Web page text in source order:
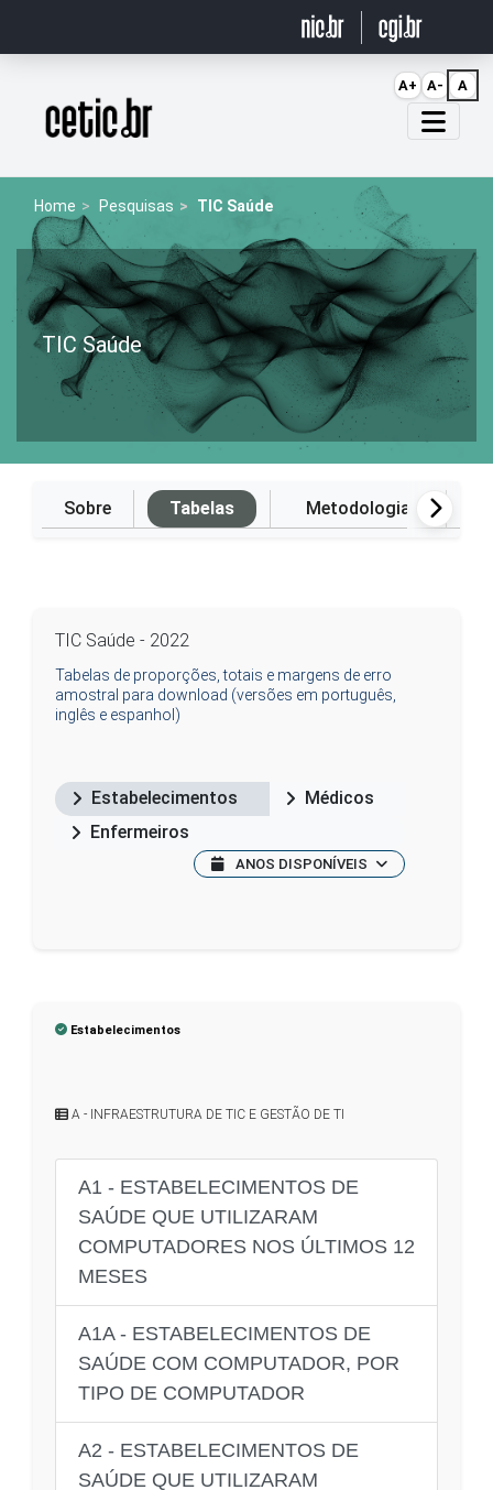
Página inicial
Home Pesquisas TIC Saúde
TIC Saúde
Sobre Tabelas Metodologia
TIC Saúde - 2022
Tabelas de proporções, totais e margens de erro
amostral para download (versões em português,
inglês e espanhol)
Estabelecimentos
Médicos
Enfermeiros
ANOS DISPONÍVEIS
Estabelecimentos
A - INFRAESTRUTURA DE TIC E GESTÃO DE TI
A1 - ESTABELECIMENTOS DE
SAÚDE QUE UTILIZARAM
COMPUTADORES NOS ÚLTIMOS 12
MESES
A1A - ESTABELECIMENTOS DE
SAÚDE COM COMPUTADOR, POR
TIPO DE COMPUTADOR
A2 - ESTABELECIMENTOS DE
SAÚDE QUE UTILIZARAM
A+ A- A